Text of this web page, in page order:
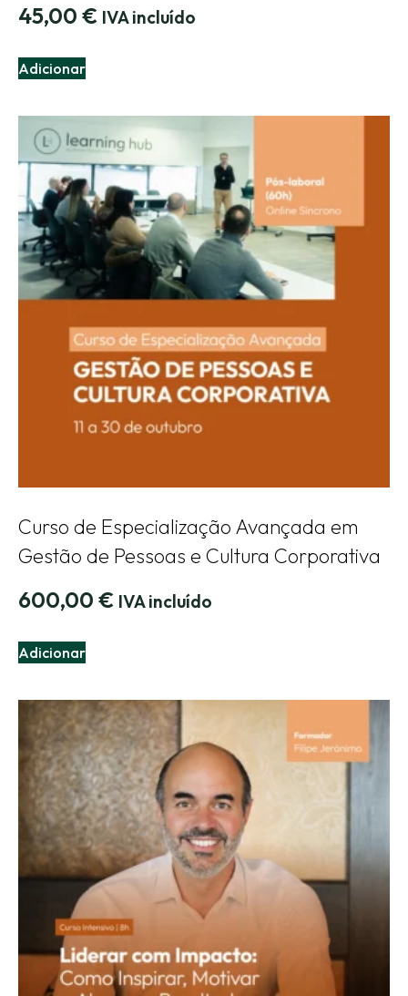
45,00 € IVA incluído
Adicionar
Curso de Especialização Avançada em
Gestão de Pessoas e Cultura Corporativa
600,00 € IVA incluído
Adicionar